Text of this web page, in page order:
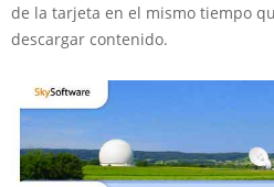
de la tarjeta en el mismo tiempo
descargar contenido.